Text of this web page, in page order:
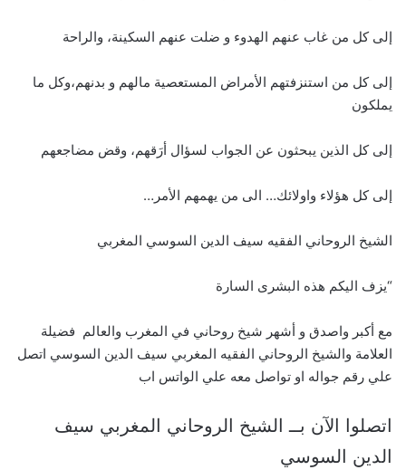
إلى كل من غاب عنهم الهدوء و ضلت عنهم السكينة، والراحة
إلى كل من استنزفتهم الأمراض المستعصية مالهم و بدنهم،وكل ما
يملكون
إلى كل الذين يبحثون عن الجواب لسؤال أرَقهم، وقض مضاجعهم
إلى كل هؤلاء واولائك… الى من يهمهم الأمر…
الشيخ الروحاني الفقيه سيف الدين السوسي المغربي
“يزف اليكم هذه البشرى السارة
مع أكبر واصدق و أشهر شيخ روحاني في المغرب والعالم فضيلة
العلامة والشيخ الروحاني الفقيه المغربي سيف الدين السوسي اتصل
علي رقم جواله او تواصل معه علي الواتس اب
اتصلوا الآن بــ الشيخ الروحاني المغربي سيف
الدين السوسي